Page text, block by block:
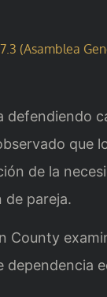
(Asamblea
defendiendo
que
de la
de pareja.
County
dependencia